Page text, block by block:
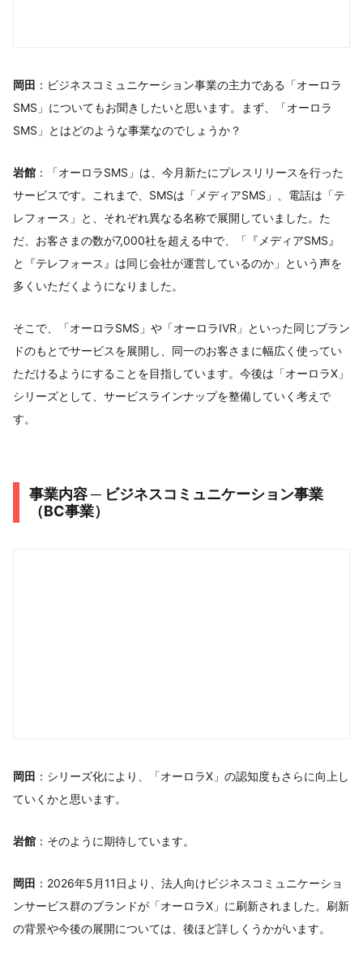
岡田 ：ビジネスコミュニケーション事業の主力である「オーロラ
SMS」についてもお聞きしたいと思います。まず、「オーロラ
SMS」とはどのような事業なのでしょうか？
岩館 ：「オーロラSMS」は、今月新たにプレスリリースを行った
サービスです。これまで、SMSは「メディアSMS」、電話は「テ
レフォース」と、それぞれ異なる名称で展開していました。た
だ、お客さまの数が7,000社を超える中で、「『メディアSMS』
と『テレフォース』は同じ会社が運営しているのか」という声を
多くいただくようになりました。
そこで、「オーロラSMS」や「オーロラIVR」といった同じブラン
ドのもとでサービスを展開し、同一のお客さまに幅広く使ってい
ただけるようにすることを目指しています。今後は「オーロラX」
シリーズとして、サービスラインナップを整備していく考えで
す。
事業内容 ─ ビジネスコミュニケーション事業
（BC事業）
岡田 ：シリーズ化により、「オーロラX」の認知度もさらに向上し
ていくかと思います。
岩館 ：そのように期待しています。
岡田 ：2026年5月11日より、法人向けビジネスコミュニケーショ
ンサービス群のブランドが「オーロラX」に刷新されました。刷新
の背景や今後の展開については、後ほど詳しくうかがいます。